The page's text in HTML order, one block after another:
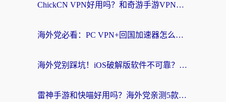
ChickCN VPN好用吗？和奇游手游VPN对比哪个回国效果更好？海外党亲测实用指南
海外党必看：PC VPN+回国加速器怎么选？无缝访问国内资源全攻略
海外党别踩坑！iOS破解版软件不可靠？教你选对回国加速器无缝看国内资源
雷神手游和快喵好用吗？海外党亲测5款回国加速器，附斧牛Bling对比+微信视频号解决办法